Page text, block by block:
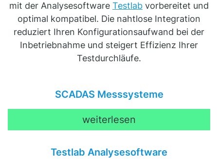
mit der Analysesoftware Testlab vorbereitet und
optimal kompatibel. Die nahtlose Integration
reduziert Ihren Konfigurationsaufwand bei der
Inbetriebnahme und steigert Effizienz Ihrer
Testdurchläufe.
SCADAS Messsysteme
weiterlesen
Testlab Analysesoftware